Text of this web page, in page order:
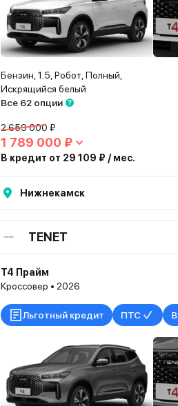
Бензин, 1.5, Робот, Полный,
Искрящийся белый
Все 62 опции
2 659 000 ₽
1 789 000 ₽
В кредит от 29 109 ₽ / мес.
Нижнекамск
TENET
T4 Прайм
Кроссовер • 2026
Льготный кредит ПТС